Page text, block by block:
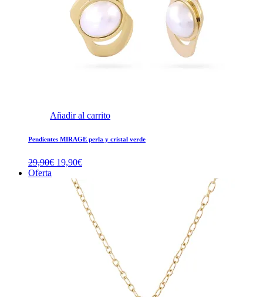
Añadir al carrito
Pendientes MIRAGE perla y cristal verde
29,90€ El
original
29,90€.
19,90€El
es:
19,90€.
Oferta